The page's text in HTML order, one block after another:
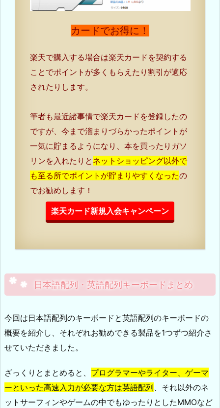
カードでお得に！
楽天で購入する場合は楽天カードを契約する
ことでポイントが多くもらえたり割引が適応
されたりします。
筆者も最近諸事情で楽天カードを登録したの
ですが、今まで溜まりづらかったポイントが
一気に貯まるようになり、本を買ったりガソ
リンを入れたりと ネットショッピング以外で
も至る所でポイントが貯まりやすくなったの
でお勧めします！
楽天カード新規入会キャンペーン
日本語配列・英語配列キーボードまとめ
今回は日本語配列のキーボードと英語配列のキーボードの
概要を紹介し、それぞれお勧めできる製品を1つずつ紹介さ
せていただきました。
ざっくりとまとめると、 プログラマーやライター、ゲーマ
ーといった高速入力が必要な方は英語配列、それ以外のネ
ットサーフィンやゲームの中でもゆったりとしたMMOなど